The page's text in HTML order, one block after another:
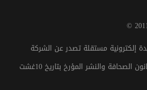
الإيداع القانوني طبقا لقانون الصحافة والنشر المؤرخ بتاريخ 10غشت